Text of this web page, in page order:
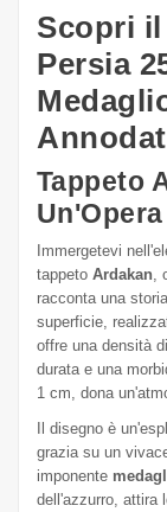
Scopri
Persia
Tappeto
Immergetevi
tappeto Ardakan
racconta una
superficie,
offre una densità
durata e una
1 cm, dona
Il disegno è
grazia su un
imponente
dell'azzurro, attira